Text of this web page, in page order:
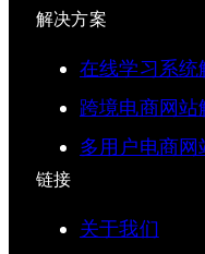
解决方案
在线学习系统
跨境电商网站
多用户电商网
链接
关于我们